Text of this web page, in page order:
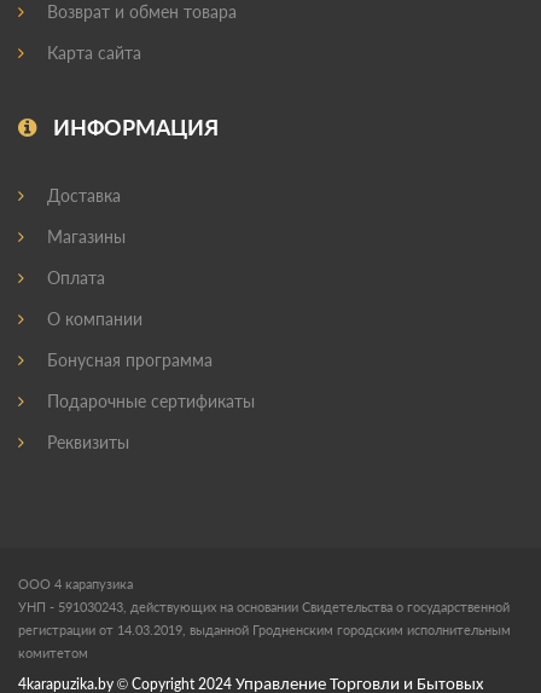
Возврат и обмен товара
Карта сайта
ИНФОРМАЦИЯ
Доставка
Магазины
Оплата
О компании
Бонусная программа
Подарочные сертификаты
Реквизиты
ООО 4 карапузика
УНП - 591030243, действующих на основании Свидетельства о государственной
регистрации от 14.03.2019, выданной Гродненским городским исполнительным
комитетом
4karapuzika.by © Copyright 2024 Управление Торговли и Бытовых